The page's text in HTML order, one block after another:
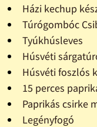
Házi kechup
Túrógombóc
Tyúkhúsleves
Húsvéti
Húsvéti foszlós
15 perces
Paprikás csirke
Legényfogó